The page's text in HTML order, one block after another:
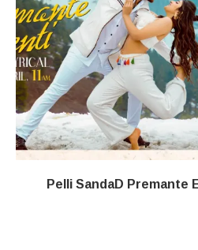
Pelli SandaD Premante